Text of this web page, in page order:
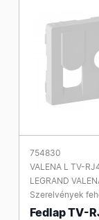
754830
VALENA L TV-
LEGRAND
Szerelvények
Fedlap TV-